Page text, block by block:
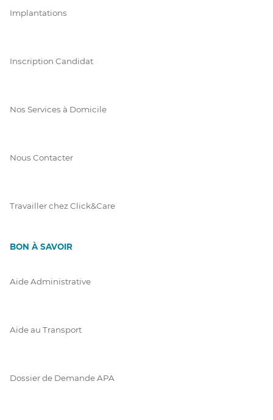
Implantations
Inscription Candidat
Nos Services à Domicile
Nous Contacter
Travailler chez Click&Care
BON À SAVOIR
Aide Administrative
Aide au Transport
Dossier de Demande APA